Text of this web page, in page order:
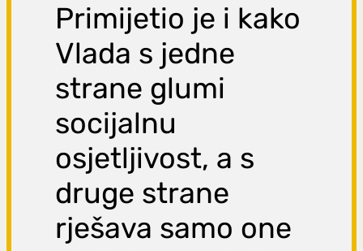
Primijetio je i kako
Vlada s jedne
strane glumi
socijalnu
osjetljivost, a s
druge strane
rješava samo one